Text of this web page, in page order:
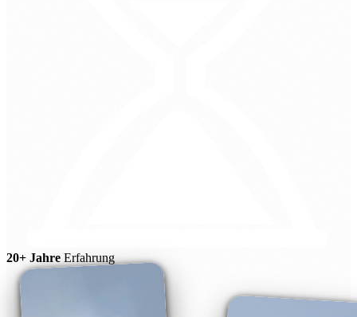
20+ Jahre Erfahrung